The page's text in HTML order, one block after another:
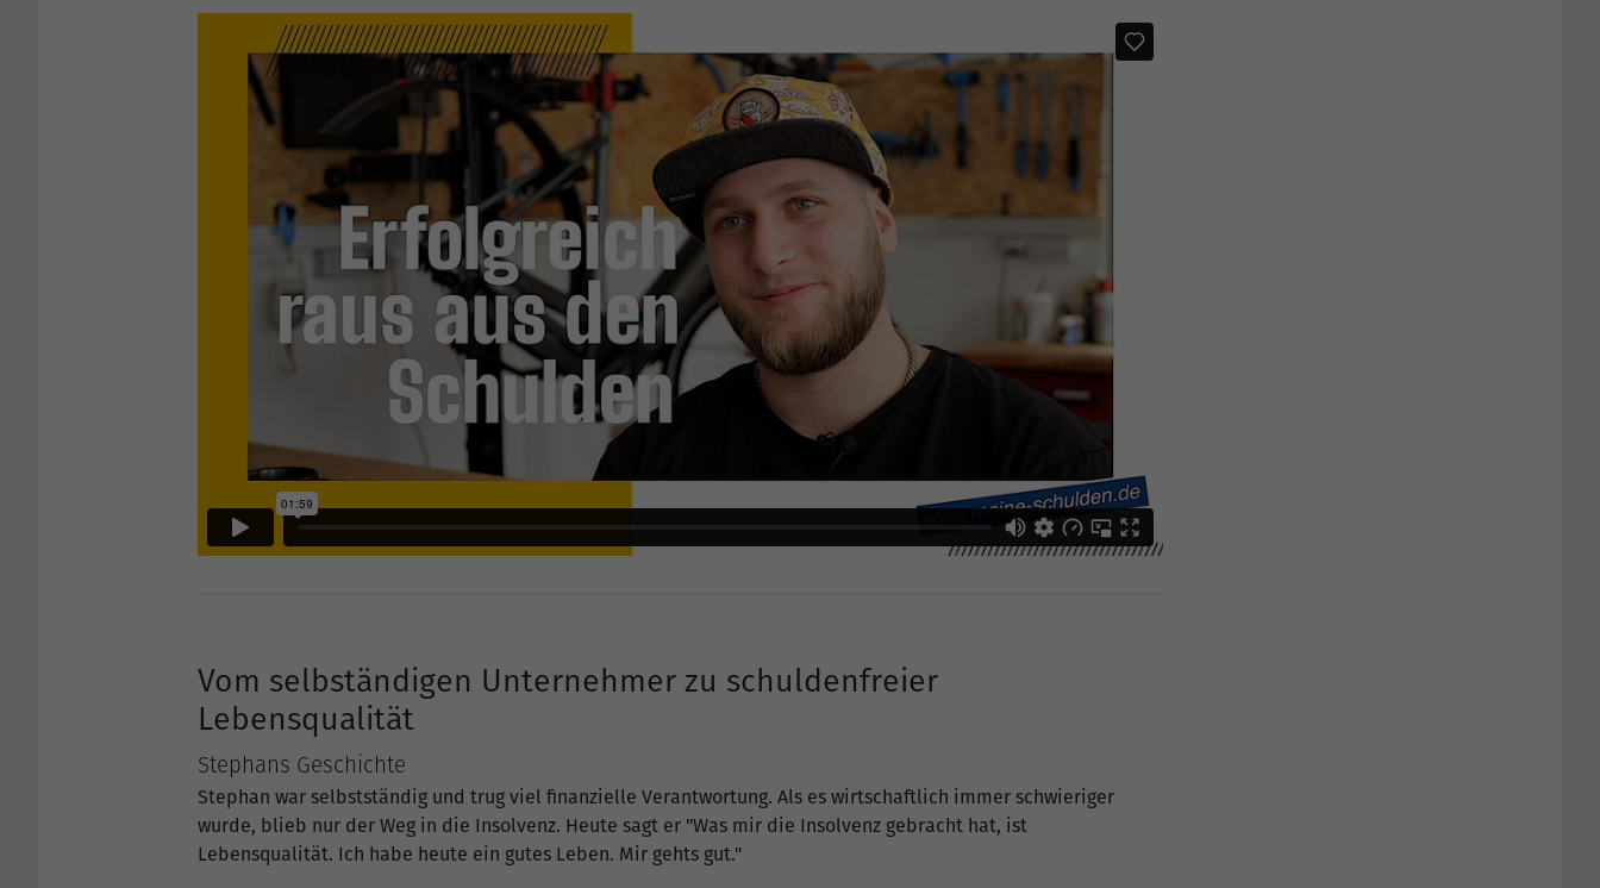
Vom selbständigen Unternehmer zu schuldenfreier
Lebensqualität
Stephans Geschichte
Stephan war selbstständig und trug viel finanzielle Verantwortung. Als es wirtschaftlich immer schwieriger
wurde, blieb nur der Weg in die Insolvenz. Heute sagt er "Was mir die Insolvenz gebracht hat, ist
Lebensqualität. Ich habe heute ein gutes Leben. Mir gehts gut."